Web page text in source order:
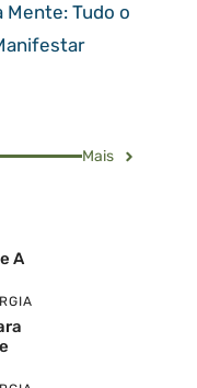
Mente: Tudo o
Mais
A